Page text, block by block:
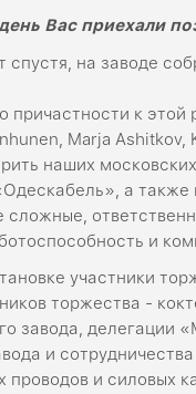
Вас приехали
спустя, на заводе
причастности к
Marja
наших
а
сложные,
и
участники
торжества -
завода,
и
проводов и силовых